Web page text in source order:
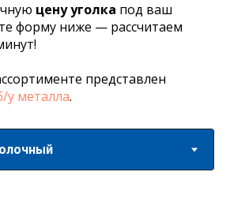
цену уголка под ваш
форму ниже — рассчитаем
представлен
у металла.